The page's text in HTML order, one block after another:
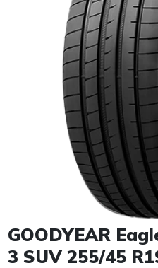
Item 1 of 1
GOODYEAR
3 SUV 255/45